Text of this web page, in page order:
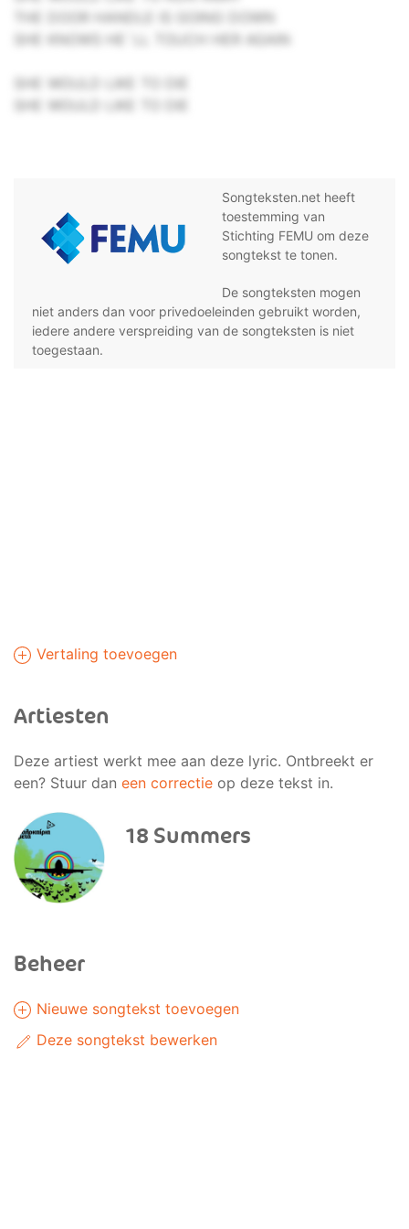
THE DOOR HANDLE IS GOING DOWN
SHE KNOWS HE`LL TOUCH HER AGAIN
SHE WOULD LIKE TO DIE
SHE WOULD LIKE TO DIE
Songteksten.net heeft
toestemming van
Stichting FEMU om deze
songtekst te tonen.
De songteksten mogen
niet anders dan voor privedoeleinden gebruikt worden,
iedere andere verspreiding van de songteksten is niet
toegestaan.
Vertaling toevoegen
Artiesten
Deze artiest werkt mee aan deze lyric. Ontbreekt er
een? Stuur dan een correctie op deze tekst in.
18 Summers
Beheer
Nieuwe songtekst toevoegen
Deze songtekst bewerken